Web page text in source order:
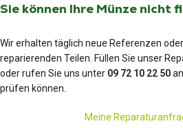
Sie können Ihre Münze nicht
Wir erhalten täglich neue Referenzen
reparierenden Teilen. Füllen Sie unser
oder rufen Sie uns unter 09 72 10 22 50
prüfen können.
Meine